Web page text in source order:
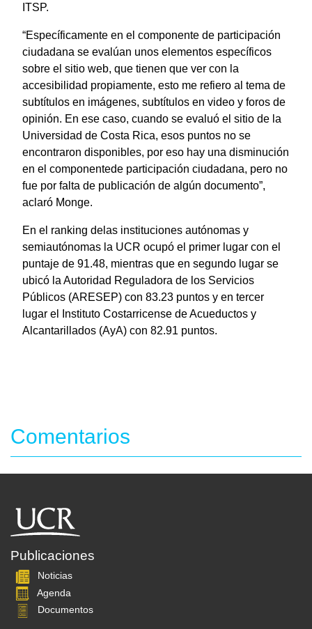
ITSP.
“Específicamente en el componente de participación
ciudadana se evalúan unos elementos específicos
sobre el sitio web, que tienen que ver con la
accesibilidad propiamente, esto me refiero al tema de
subtítulos en imágenes, subtítulos en video y foros de
opinión. En ese caso, cuando se evaluó el sitio de la
Universidad de Costa Rica, esos puntos no se
encontraron disponibles, por eso hay una disminución
en el componentede participación ciudadana, pero no
fue por falta de publicación de algún documento”,
aclaró Monge.
En el ranking delas instituciones autónomas y
semiautónomas la UCR ocupó el primer lugar con el
puntaje de 91.48, mientras que en segundo lugar se
ubicó la Autoridad Reguladora de los Servicios
Públicos (ARESEP) con 83.23 puntos y en tercer
lugar el Instituto Costarricense de Acueductos y
Alcantarillados (AyA) con 82.91 puntos.
Comentarios
Publicaciones
Noticias
Agenda
Documentos